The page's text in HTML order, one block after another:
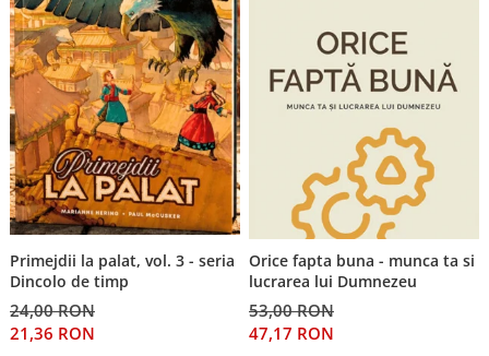
Primejdii la palat, vol. 3 - seria
Dincolo de timp
24,00 RON
21,36 RON
Orice fapta buna - munca ta si
lucrarea lui Dumnezeu
53,00 RON
47,17 RON